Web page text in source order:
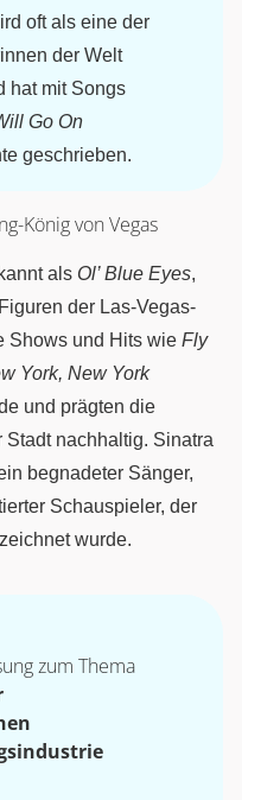
oft als eine der
der Welt
hat mit Songs
Go On
geschrieben.
König von Vegas
als Ol’ Blue Eyes,
der Las-Vegas-
Shows und Hits wie Fly
York, New York
und prägten die
nachhaltig. Sinatra
begnadeter Sänger,
Schauspieler, der
wurde.
zum Thema